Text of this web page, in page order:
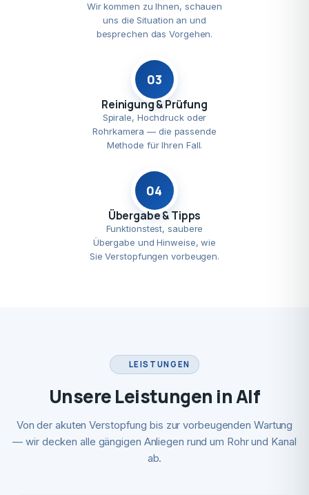
Wir kommen zu Ihnen, schauen
uns die Situation an und
besprechen das Vorgehen.
03
Reinigung & Prüfung
Spirale, Hochdruck oder
Rohrkamera — die passende
Methode für Ihren Fall.
04
Übergabe & Tipps
Funktionstest, saubere
Übergabe und Hinweise, wie
Sie Verstopfungen vorbeugen.
LEISTUNGEN
Unsere Leistungen in Alf
Von der akuten Verstopfung bis zur vorbeugenden Wartung
— wir decken alle gängigen Anliegen rund um Rohr und Kanal
ab.